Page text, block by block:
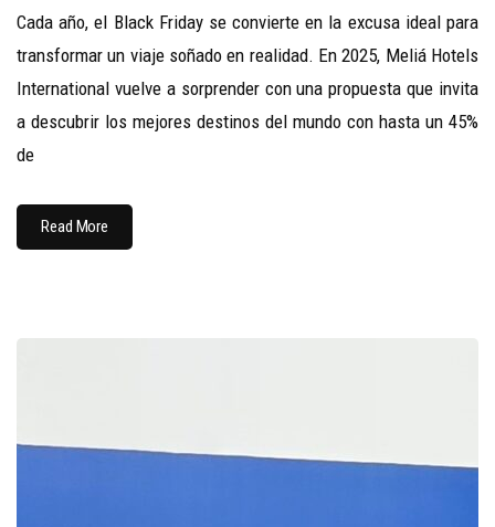
Cada año, el Black Friday se convierte en la excusa ideal para
transformar un viaje soñado en realidad. En 2025, Meliá Hotels
International vuelve a sorprender con una propuesta que invita
a descubrir los mejores destinos del mundo con hasta un 45%
de
Read More